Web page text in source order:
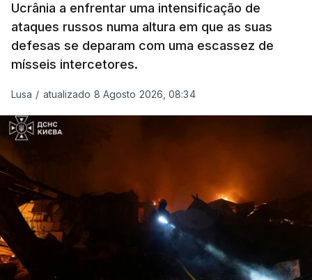
Ucrânia a enfrentar uma intensificação de
ataques russos numa altura em que as suas
defesas se deparam com uma escassez de
mísseis intercetores.
Lusa / atualizado 8 Agosto 2026, 08:34